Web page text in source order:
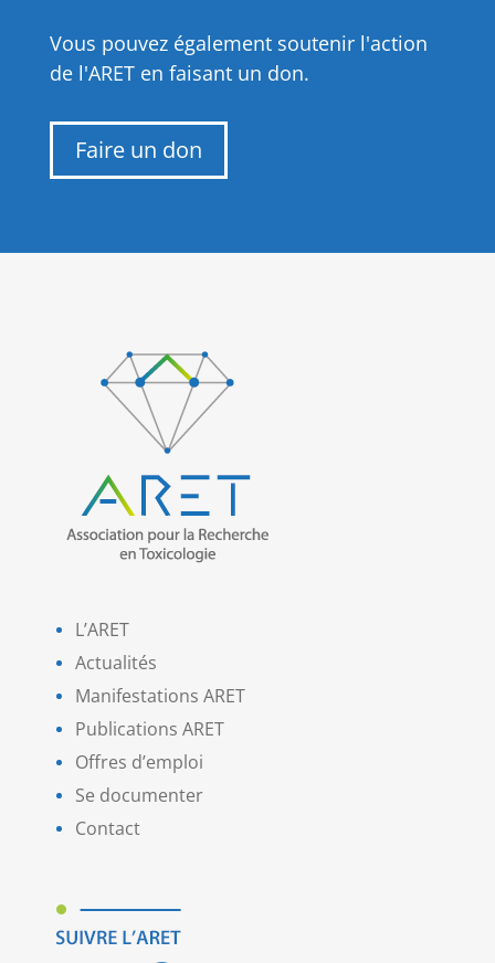
Vous pouvez également soutenir l'action
de l'ARET en faisant un don.
Faire un don
L’ARET
Actualités
Manifestations ARET
Publications ARET
Offres d’emploi
Se documenter
Contact